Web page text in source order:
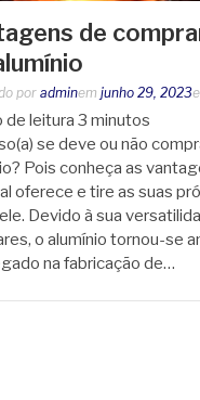
de
por adminem junho 29, 2023
de leitura 3 minutos
se deve ou não
Pois conheça as
oferece e tire as suas
Devido à sua
o alumínio tornou-se
na fabricação de…